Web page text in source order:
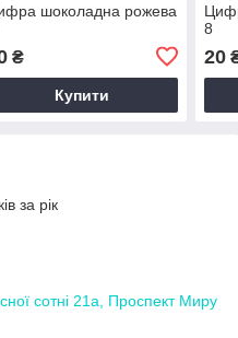
шоколадна рожева
₴
Купити
8
20
за рік
сотні 21а, Проспект Миру